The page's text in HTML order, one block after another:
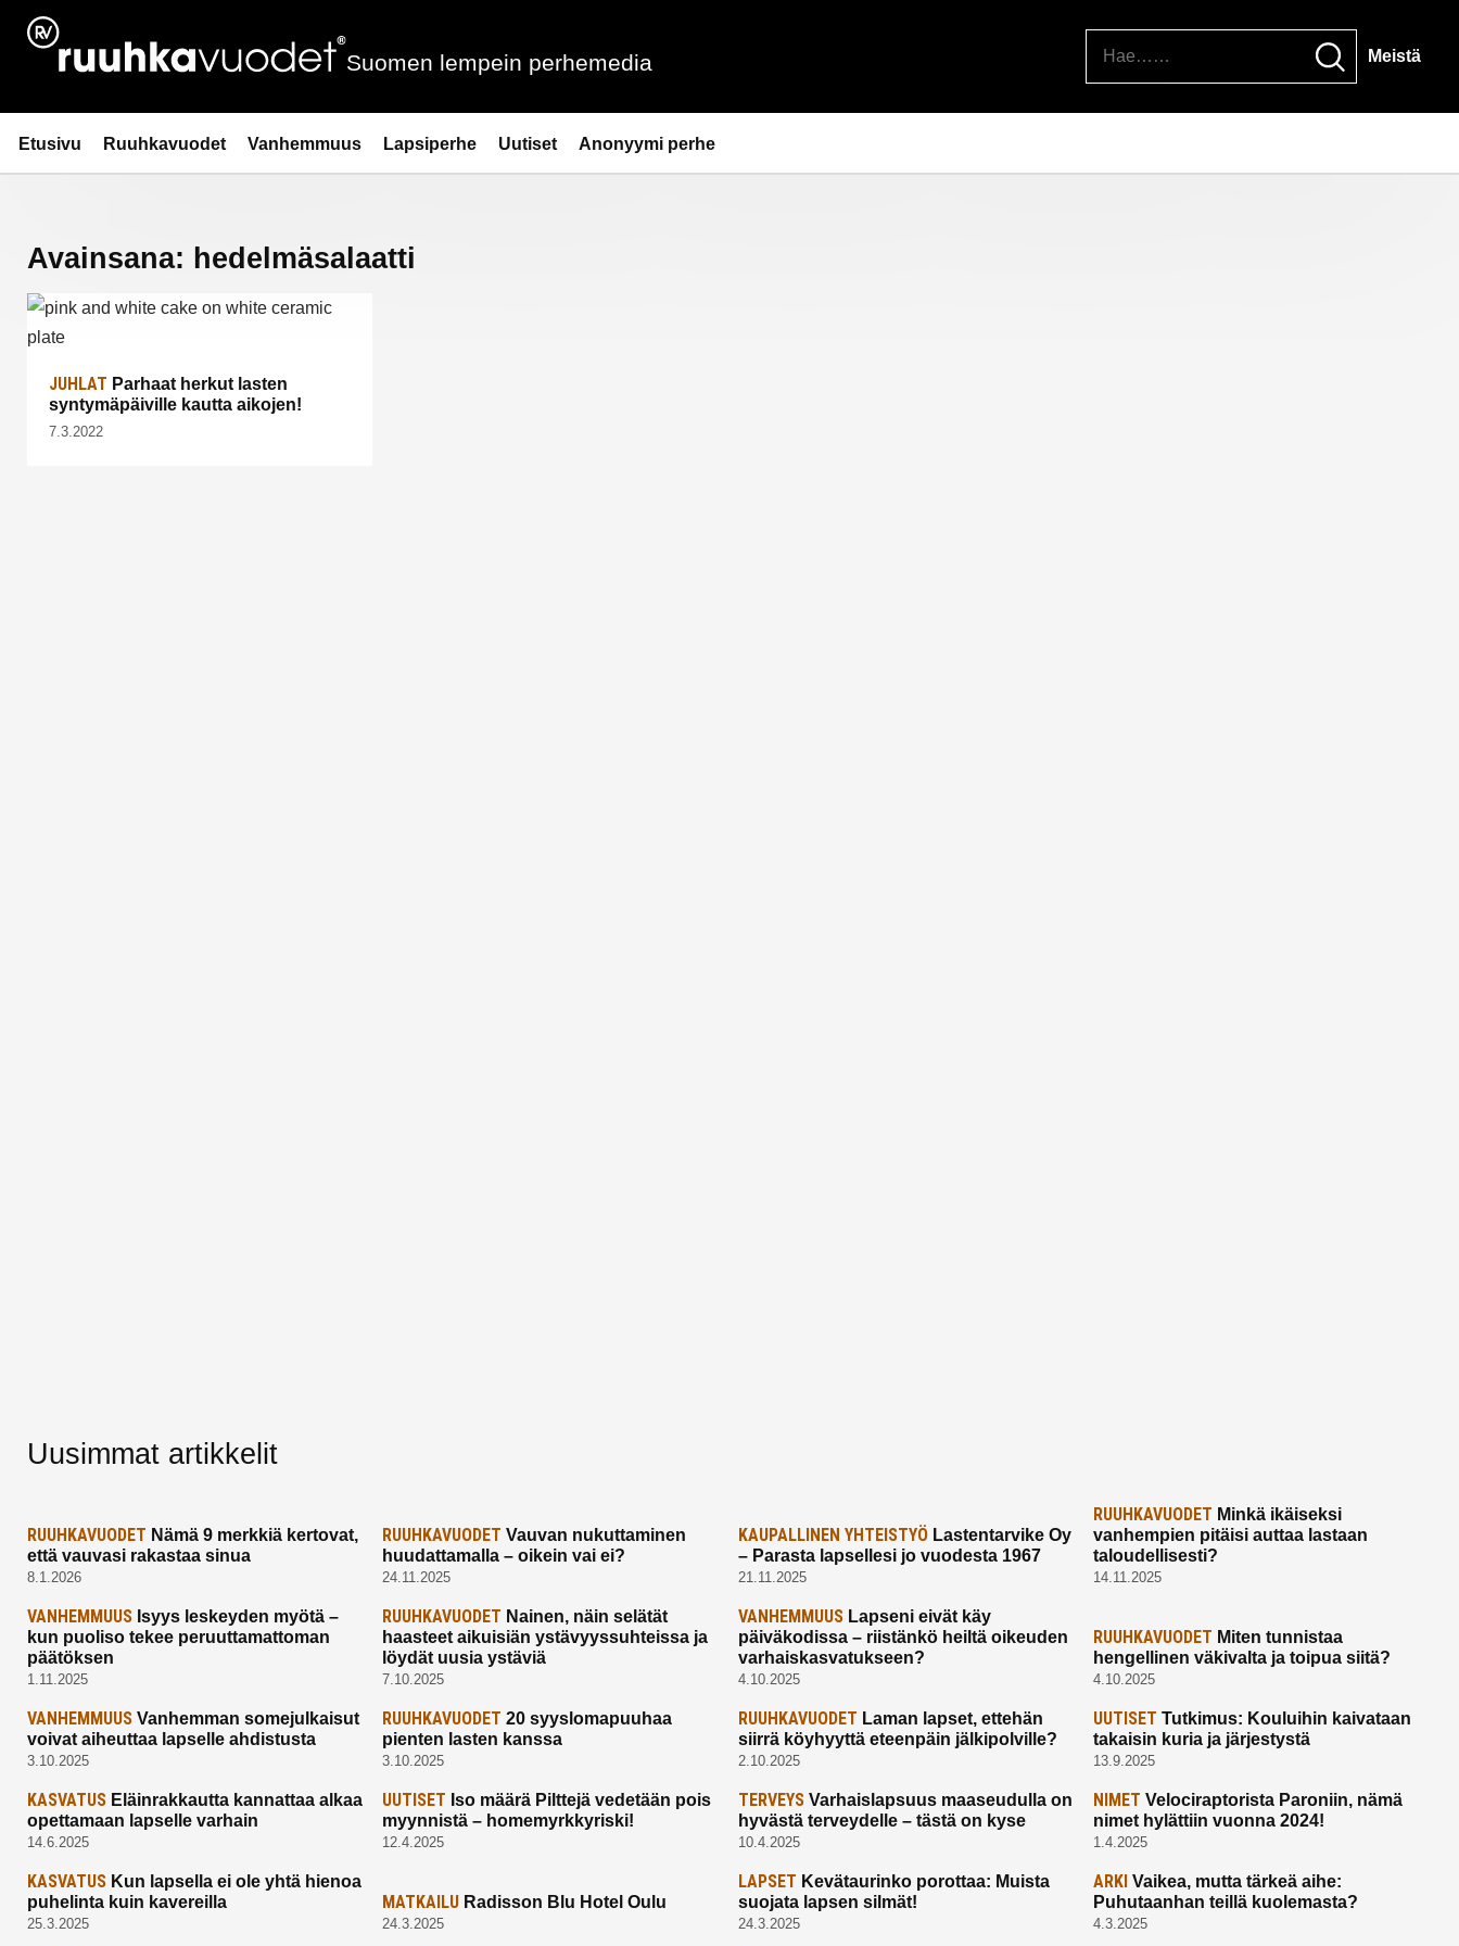
Siirry
sisältöön
Ruuhkavuodet.fi
Suomen lempein perhemedia Meistä
Etusivu Ruuhkavuodet Vanhemmuus Lapsiperhe Uutiset Anonyymi perhe
Avainsana: hedelmäsalaatti
JUHLAT Parhaat herkut lasten
syntymäpäiville kautta aikojen!
7.3.2022
Uusimmat artikkelit
RUUHKAVUODET Nämä 9 merkkiä kertovat,
että vauvasi rakastaa sinua
8.1.2026
RUUHKAVUODET Vauvan nukuttaminen
huudattamalla – oikein vai ei?
24.11.2025
KAUPALLINEN YHTEISTYÖLastentarvike Oy
– Parasta lapsellesi jo vuodesta 1967
21.11.2025
RUUHKAVUODET Minkä ikäiseksi
vanhempien pitäisi auttaa lastaan
taloudellisesti?
14.11.2025
VANHEMMUUS Isyys leskeyden myötä –
kun puoliso tekee peruuttamattoman
päätöksen
1.11.2025
RUUHKAVUODET Nainen, näin selätät
haasteet aikuisiän ystävyyssuhteissa ja
löydät uusia ystäviä
7.10.2025
VANHEMMUUSLapseni eivät käy
päiväkodissa – riistänkö heiltä oikeuden
varhaiskasvatukseen?
4.10.2025
RUUHKAVUODET Miten tunnistaa
hengellinen väkivalta ja toipua siitä?
4.10.2025
VANHEMMUUS Vanhemman somejulkaisut
voivat aiheuttaa lapselle ahdistusta
3.10.2025
RUUHKAVUODET 20 syyslomapuuhaa
pienten lasten kanssa
3.10.2025
RUUHKAVUODET Laman lapset, ettehän
siirrä köyhyyttä eteenpäin jälkipolville?
2.10.2025
UUTISET Tutkimus: Kouluihin kaivataan
takaisin kuria ja järjestystä
13.9.2025
KASVATUS Eläinrakkautta kannattaa alkaa
opettamaan lapselle varhain
14.6.2025
UUTISET Iso määrä Pilttejä vedetään pois
myynnistä – homemyrkkyriski!
12.4.2025
TERVEYSVarhaislapsuus maaseudulla on
hyvästä terveydelle – tästä on kyse
10.4.2025
NIMET Velociraptorista Paroniin, nämä
nimet hylättiin vuonna 2024!
1.4.2025
KASVATUS Kun lapsella ei ole yhtä hienoa
puhelinta kuin kavereilla
25.3.2025
MATKAILU Radisson Blu Hotel Oulu
24.3.2025
LAPSET Kevätaurinko porottaa: Muista
suojata lapsen silmät!
24.3.2025
ARKI Vaikea, mutta tärkeä aihe:
Puhutaanhan teillä kuolemasta?
4.3.2025